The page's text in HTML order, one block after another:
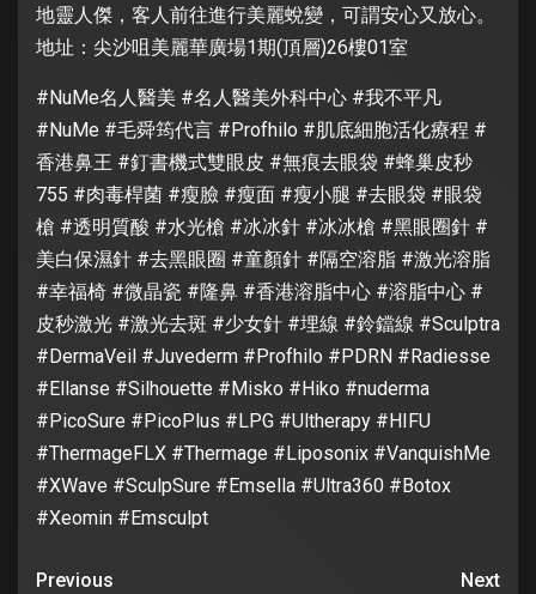
地靈人傑，客人前往進行美麗蛻變，可謂安心又放心。
地址：尖沙咀美麗華廣場1期(頂層)26樓01室
#NuMe名人醫美 #名人醫美外科中心 #我不平凡
#NuMe #毛舜筠代言 #Profhilo #肌底細胞活化療程 #
香港鼻王 #釘書機式雙眼皮 #無痕去眼袋 #蜂巢皮秒
755 #肉毒桿菌 #瘦臉 #瘦面 #瘦小腿 #去眼袋 #眼袋
槍 #透明質酸 #水光槍 #冰冰針 #冰冰槍 #黑眼圈針 #
美白保濕針 #去黑眼圈 #童顏針 #隔空溶脂 #激光溶脂
#幸福椅 #微晶瓷 #隆鼻 #香港溶脂中心 #溶脂中心 #
皮秒激光 #激光去斑 #少女針 #埋線 #鈴鐺線 #Sculptra
#DermaVeil #Juvederm #Profhilo #PDRN #Radiesse
#Ellanse #Silhouette #Misko #Hiko #nuderma
#PicoSure #PicoPlus #LPG #Ultherapy #HIFU
#ThermageFLX #Thermage #Liposonix #VanquishMe
#XWave #SculpSure #Emsella #Ultra360 #Botox
#Xeomin #Emsculpt
Previous
Next